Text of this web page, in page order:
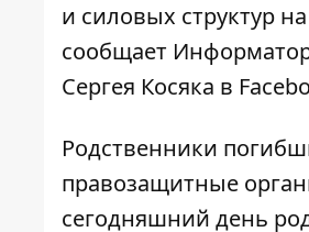
и силовых структур
сообщает
Сергея Косяка в
Родственники
правозащитные
сегодняшний день